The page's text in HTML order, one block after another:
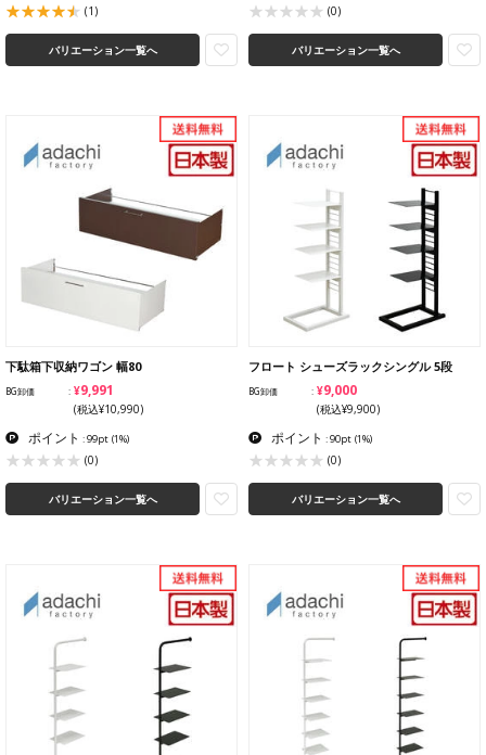
(1)
バリエーション一覧へ
(0)
バリエーション一覧へ
下駄箱下収納ワゴン 幅80
BG卸価 ¥9,991
(税込¥10,990)
ポイント : 99pt (1%)
(0)
バリエーション一覧へ
フロート シューズラックシングル 5段
BG卸価 ¥9,000
(税込¥9,900)
ポイント : 90pt (1%)
(0)
バリエーション一覧へ